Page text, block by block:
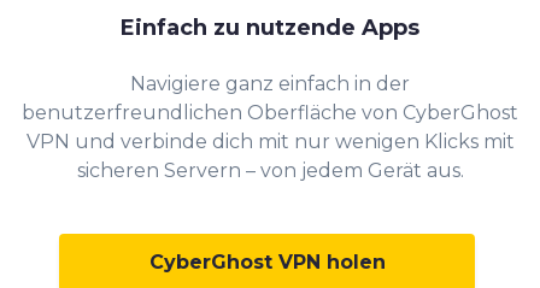
Einfach zu nutzende Apps
Navigiere ganz einfach in der
benutzerfreundlichen Oberfläche von CyberGhost
VPN und verbinde dich mit nur wenigen Klicks mit
sicheren Servern – von jedem Gerät aus.
CyberGhost VPN holen